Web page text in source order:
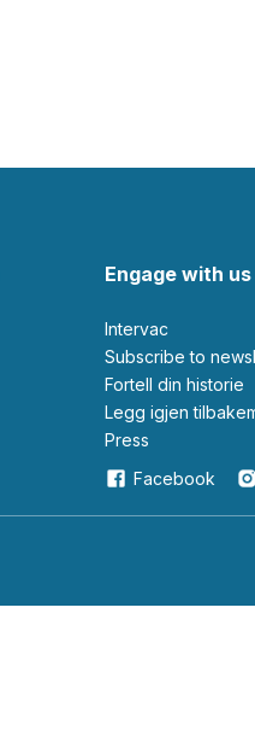
Engage with us
Intervac
Subscribe to
Fortell din historie
Legg igjen
Press
Facebook